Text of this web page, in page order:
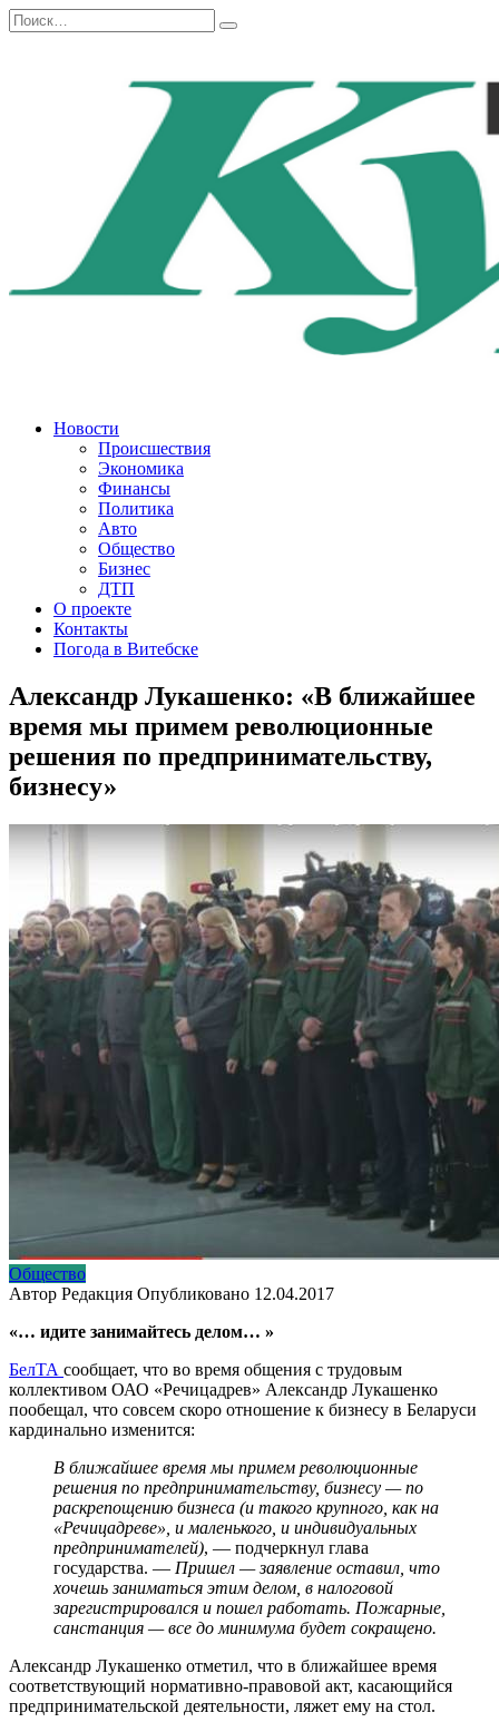
Перейти
к
Search
for:
Новости
Происшествия
Экономика
Финансы
Политика
Авто
Общество
Бизнес
ДТП
О проекте
Контакты
Погода в Витебске
Александр Лукашенко: «В ближайшее
время мы примем революционные
решения по предпринимательству,
бизнесу»
Общество
Автор Редакция Опубликовано 12.04.2017
«… идите занимайтесь делом… »
БелТА сообщает, что во время общения с трудовым
коллективом ОАО «Речицадрев» Александр Лукашенко
пообещал, что совсем скоро отношение к бизнесу в Беларуси
кардинально изменится:
В ближайшее время мы примем революционные
решения по предпринимательству, бизнесу — по
раскрепощению бизнеса (и такого крупного, как на
«Речицадреве», и маленького, и индивидуальных
предпринимателей), — подчеркнул глава
государства. — Пришел — заявление оставил, что
хочешь заниматься этим делом, в налоговой
зарегистрировался и пошел работать. Пожарные,
санстанция — все до минимума будет сокращено.
Александр Лукашенко отметил, что в ближайшее время
соответствующий нормативно-правовой акт, касающийся
предпринимательской деятельности, ляжет ему на стол.